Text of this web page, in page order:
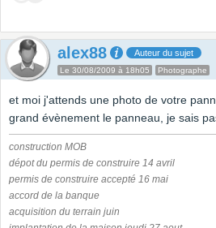
alex88 Auteur du sujet
Le 30/08/2009 à 18h05 Photographe
et moi j'attends une photo de votre
grand évènement le panneau, je sais
construction MOB
dépot du permis de construire 14 avril
permis de construire accepté 16 mai
accord de la banque
acquisition du terrain juin